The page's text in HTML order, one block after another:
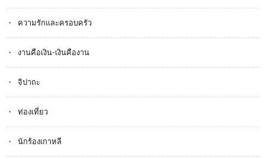
ความรักและครอบครัว
งานคือเงิน-เงินคืองาน
จิปาถะ
ท่องเที่ยว
นักร้องเกาหลี